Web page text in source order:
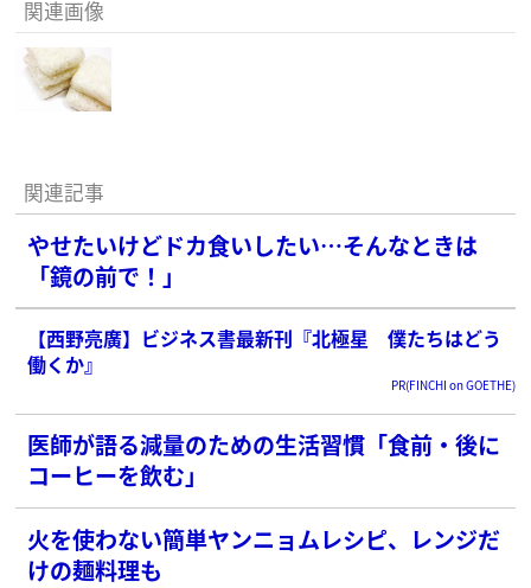
関連画像
関連記事
やせたいけどドカ食いしたい…そんなときは
「鏡の前で！」
【西野亮廣】ビジネス書最新刊『北極星 僕たちはどう
働くか』
PR(FINCHI on GOETHE)
医師が語る減量のための生活習慣「食前・後に
コーヒーを飲む」
火を使わない簡単ヤンニョムレシピ、レンジだ
けの麺料理も